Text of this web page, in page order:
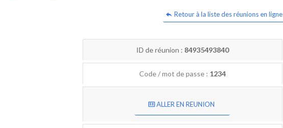
Retour à la liste des réunions en ligne
ID de réunion : 84935493840
Code / mot de passe : 1234
ALLER EN REUNION